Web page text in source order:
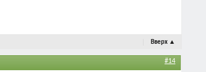
Вверх ▲
#14